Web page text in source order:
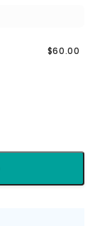
$60.00